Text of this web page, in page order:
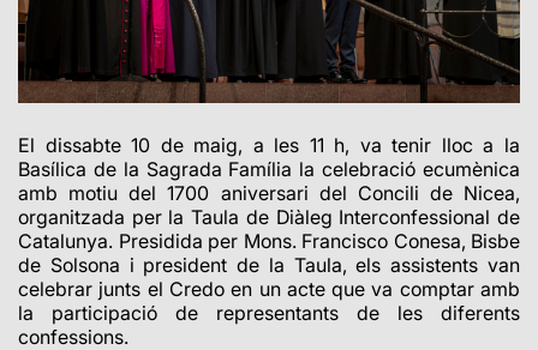
El dissabte 10 de maig, a les 11 h, va tenir lloc a la
Basílica de la Sagrada Família la celebració ecumènica
amb motiu del 1700 aniversari del Concili de Nicea,
organitzada per la Taula de Diàleg Interconfessional de
Catalunya. Presidida per Mons. Francisco Conesa, Bisbe
de Solsona i president de la Taula, els assistents van
celebrar junts el Credo en un acte que va comptar amb
la participació de representants de les diferents
confessions.